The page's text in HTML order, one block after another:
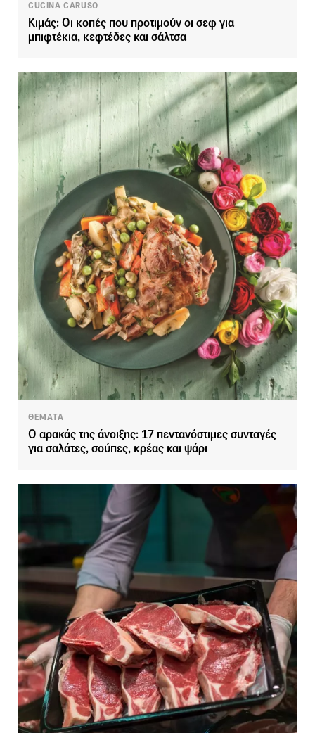
CUCINA CARUSO
Κιμάς: Οι κοπές που προτιμούν οι σεφ για
μπιφτέκια, κεφτέδες και σάλτσα
ΘΕΜΑΤΑ
Ο αρακάς της άνοιξης: 17 πεντανόστιμες συνταγές
για σαλάτες, σούπες, κρέας και ψάρι